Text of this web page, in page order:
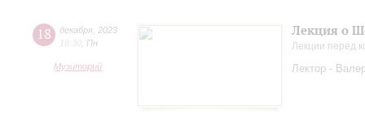
18 декабря 2023
18:30 Пн
Музиторий
Лекция о
Лекции перед
Лектор -